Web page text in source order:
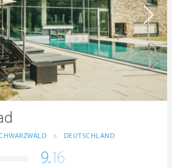
> DEUTSCHLAND
9.16